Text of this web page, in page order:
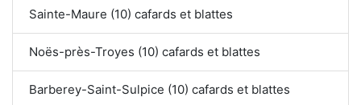
Sainte-Maure (10) cafards et blattes
Noës-près-Troyes (10) cafards et blattes
Barberey-Saint-Sulpice (10) cafards et blattes